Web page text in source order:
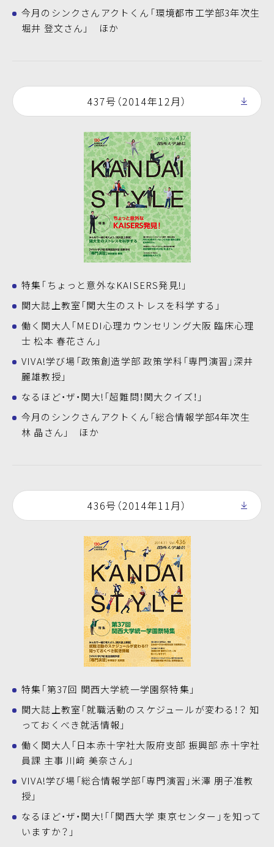
今月のシンクさんアクトくん「環境都市工学部3年次生
堀井 登文さん」 ほか
437号（2014年12月）
特集「ちょっと意外なKAISERS発見!」
関大誌上教室「関大生のストレスを科学する」
働く関大人「MEDI心理カウンセリング大阪 臨床心理
士 松本 春花さん」
VIVA!学び場「政策創造学部 政策学科「専門演習」深井
麗雄教授」
なるほど・ザ・関大!「超難問！関大クイズ！」
今月のシンクさんアクトくん「総合情報学部4年次生
林 晶さん」 ほか
436号（2014年11月）
特集「第37回 関西大学統一学園祭特集」
関大誌上教室「就職活動のスケジュールが変わる！？ 知
っておくべき就活情報」
働く関大人「日本赤十字社大阪府支部 振興部 赤十字社
員課 主事 川﨑 美奈さん」
VIVA!学び場「総合情報学部「専門演習」米澤 朋子准教
授」
なるほど・ザ・関大!「「関西大学 東京センター」を知って
いますか？」